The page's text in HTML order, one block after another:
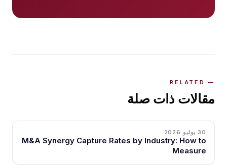
مقالات ذات صلة
30 يوليو 2026
M&A Synergy Capture Rates by Industry: How to
Measure